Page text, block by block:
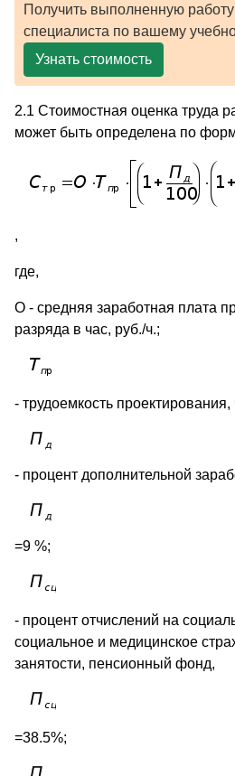
Получить выполненную
специалиста по вашему
Узнать стоимость
2.1 Стоимостная оценка труда
может быть определена по
,
где,
О - средняя заработная плата
разряда в час, руб./ч.;
- трудоемкость проектирования,
- процент дополнительной
=9 %;
- процент отчислений на
социальное и медицинское
занятости, пенсионный фонд,
=38.5%;